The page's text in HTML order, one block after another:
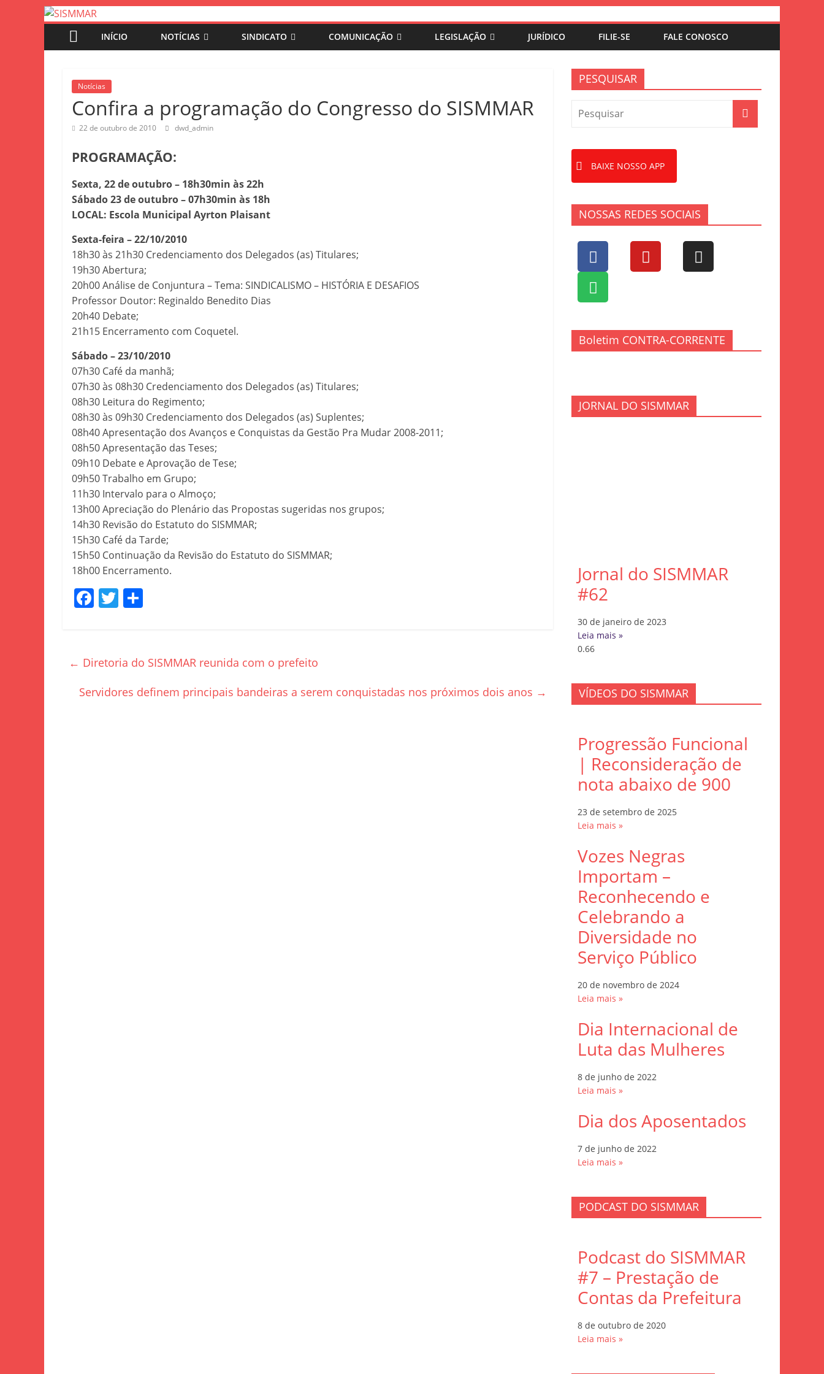
INÍCIO NOTÍCIAS SINDICATO COMUNICAÇÃO LEGISLAÇÃO JURÍDICO FILIE-SE FALE CONOSCO
Notícias
Confira a programação do Congresso do SISMMAR
22 de outubro de 2010 dwd_admin
PROGRAMAÇÃO:
Sexta, 22 de outubro – 18h30min às 22h
Sábado 23 de outubro – 07h30min às 18h
LOCAL: Escola Municipal Ayrton Plaisant
Sexta-feira – 22/10/2010
18h30 às 21h30 Credenciamento dos Delegados (as) Titulares;
19h30 Abertura;
20h00 Análise de Conjuntura – Tema: SINDICALISMO – HISTÓRIA E DESAFIOS
Professor Doutor: Reginaldo Benedito Dias
20h40 Debate;
21h15 Encerramento com Coquetel.
Sábado – 23/10/2010
07h30 Café da manhã;
07h30 às 08h30 Credenciamento dos Delegados (as) Titulares;
08h30 Leitura do Regimento;
08h30 às 09h30 Credenciamento dos Delegados (as) Suplentes;
08h40 Apresentação dos Avanços e Conquistas da Gestão Pra Mudar 2008-2011;
08h50 Apresentação das Teses;
09h10 Debate e Aprovação de Tese;
09h50 Trabalho em Grupo;
11h30 Intervalo para o Almoço;
13h00 Apreciação do Plenário das Propostas sugeridas nos grupos;
14h30 Revisão do Estatuto do SISMMAR;
15h30 Café da Tarde;
15h50 Continuação da Revisão do Estatuto do SISMMAR;
18h00 Encerramento.
F
e
o
T
er e
← Diretoria do SISMMAR reunida com o prefeito
Servidores definem principais bandeiras a serem conquistadas nos próximos dois anos →
PESQUISAR
BAIXE NOSSO APP
NOSSAS REDES SOCIAIS
Boletim CONTRA-CORRENTE
JORNAL DO SISMMAR
Jornal do SISMMAR
#62
30 de janeiro de 2023
Leia mais »
VÍDEOS DO SISMMAR
Progressão Funcional
| Reconsideração de
nota abaixo de 900
23 de setembro de 2025
Leia mais »
Vozes Negras
Importam –
Reconhecendo e
Celebrando a
Diversidade no
Serviço Público
20 de novembro de 2024
Leia mais »
Dia Internacional de
Luta das Mulheres
8 de junho de 2022
Leia mais »
Dia dos Aposentados
7 de junho de 2022
Leia mais »
PODCAST DO SISMMAR
Podcast do SISMMAR
#7 – Prestação de
Contas da Prefeitura
8 de outubro de 2020
Leia mais »